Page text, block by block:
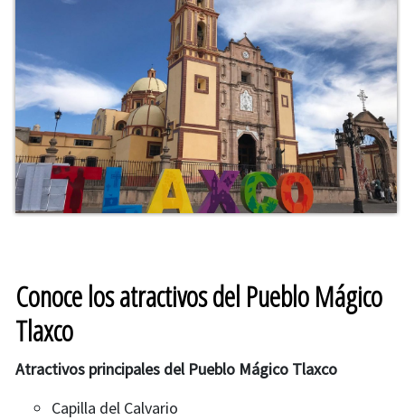
Conoce los atractivos del Pueblo Mágico
Tlaxco
Atractivos principales del Pueblo Mágico Tlaxco
Capilla del Calvario